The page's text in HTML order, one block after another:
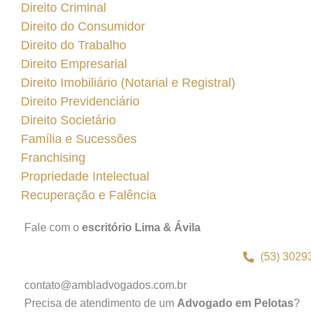
Direito Criminal
Direito do Consumidor
Direito do Trabalho
Direito Empresarial
Direito Imobiliário (Notarial e Registral)
Direito Previdenciário
Direito Societário
Família e Sucessões
Franchising
Propriedade Intelectual
Recuperação e Falência
Fale com o escritório Lima & Ávila
(53)
contato@ambladvogados.com.br
Precisa de atendimento de um Advogado em Pelotas?